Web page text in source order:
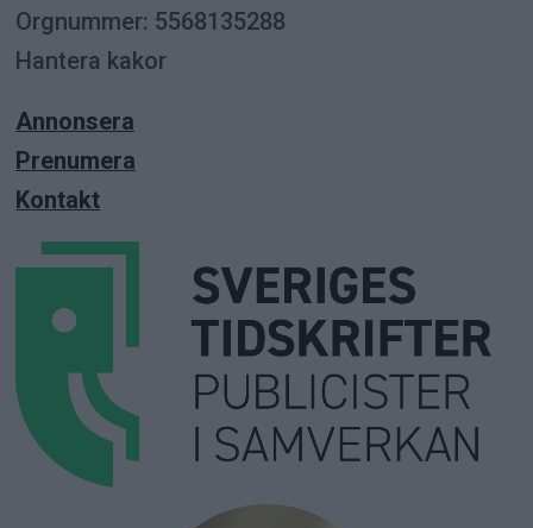
Orgnummer: 5568135288
Hantera kakor
Annonsera
Prenumera
Kontakt